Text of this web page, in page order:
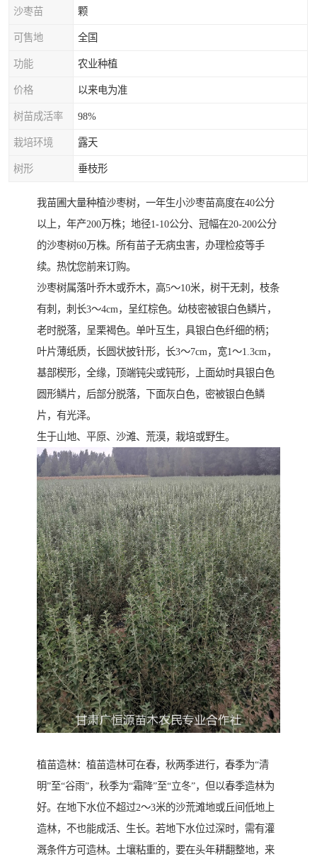
沙枣苗 颗
可售地 全国
功能 农业种植
价格 以来电为准
树苗成活率 98%
栽培环境 露天
树形 垂枝形
我苗圃大量种植沙枣树，一年生小沙枣苗高度在40公分
以上，年产200万株；地径1-10公分、冠幅在20-200公分
的沙枣树60万株。所有苗子无病虫害，办理检疫等手
续。热忱您前来订购。
沙枣树属落叶乔木或乔木，高5～10米，树干无刺，枝条
有刺，刺长3～4cm，呈红棕色。幼枝密被银白色鳞片，
老时脱落，呈栗褐色。单叶互生，具银白色纤细的柄；
叶片薄纸质，长圆状披针形，长3～7cm，宽1～1.3cm，
基部楔形，全缘，顶端钝尖或钝形，上面幼时具银白色
圆形鳞片，后部分脱落，下面灰白色，密被银白色鳞
片，有光泽。
生于山地、平原、沙滩、荒漠，栽培或野生。
植苗造林：植苗造林可在春，秋两季进行，春季为“清
明”至“谷雨”，秋季为“霜降”至“立冬”，但以春季造林为
好。在地下水位不超过2～3米的沙荒滩地或丘间低地上
造林，不也能成活、生长。若地下水位过深时，需有灌
溉条件方可造林。土壤粘重的，要在头年耕翻整地，来